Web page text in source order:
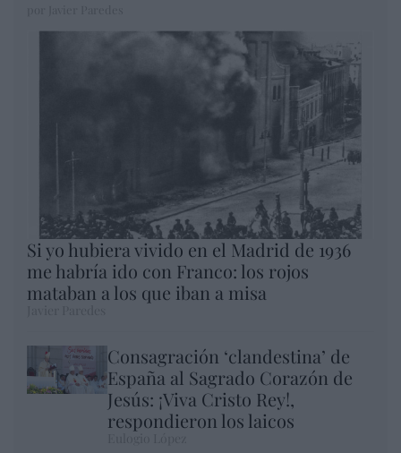
Si yo hubiera vivido en el Madrid de 1936
me habría ido con Franco: los rojos
mataban a los que iban a misa
Consagración ‘clandestina’ de
España al Sagrado Corazón de
Jesús: ¡Viva Cristo Rey!,
respondieron los laicos